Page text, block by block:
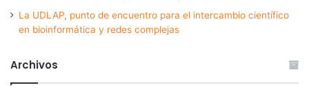
La UDLAP, punto de encuentro para el intercambio científico
en bioinformática y redes complejas
Archivos